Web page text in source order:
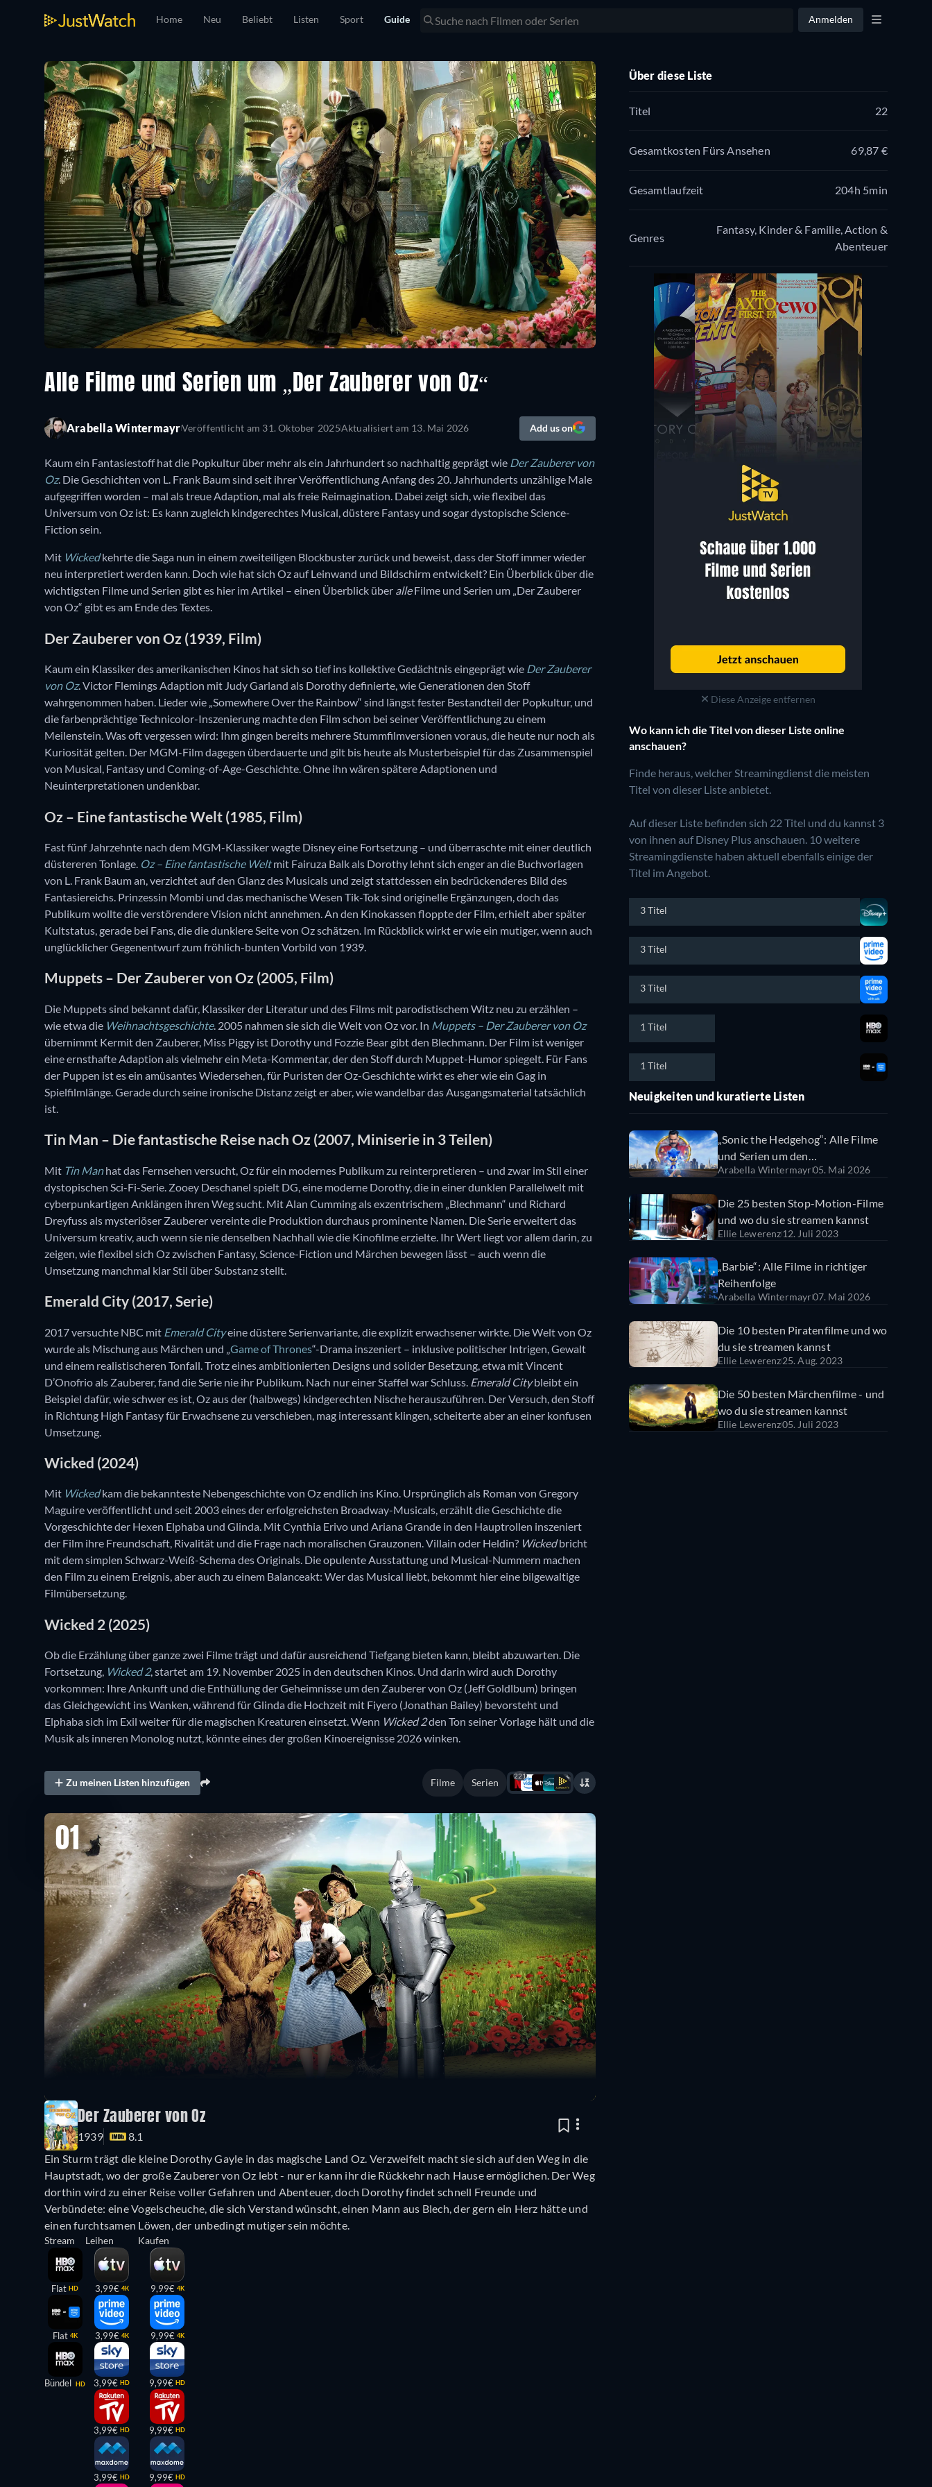
Home Neu Beliebt Listen Sport Guide Anmelden
Alle Filme und Serien um „Der Zauberer von Oz“
Arabella WintermayrVeröffentlicht am 31. Oktober 2025Aktualisiert am 13. Mai 2026 Add us on
Kaum ein Fantasiestoff hat die Popkultur über mehr als ein Jahrhundert so nachhaltig geprägt wie Der Zauberer von
Oz. Die Geschichten von L. Frank Baum sind seit ihrer Veröffentlichung Anfang des 20. Jahrhunderts unzählige Male
aufgegriffen worden – mal als treue Adaption, mal als freie Reimagination. Dabei zeigt sich, wie flexibel das
Universum von Oz ist: Es kann zugleich kindgerechtes Musical, düstere Fantasy und sogar dystopische Science-
Fiction sein.
Mit Wickedkehrte die Saga nun in einem zweiteiligen Blockbuster zurück und beweist, dass der Stoff immer wieder
neu interpretiert werden kann. Doch wie hat sich Oz auf Leinwand und Bildschirm entwickelt? Ein Überblick über die
wichtigsten Filme und Serien gibt es hier im Artikel – einen Überblick über alleFilme und Serien um „Der Zauberer
von Oz“ gibt es am Ende des Textes.
Der Zauberer von Oz (1939, Film)
Kaum ein Klassiker des amerikanischen Kinos hat sich so tief ins kollektive Gedächtnis eingeprägt wie Der Zauberer
von Oz. Victor Flemings Adaption mit Judy Garland als Dorothy definierte, wie Generationen den Stoff
wahrgenommen haben. Lieder wie „Somewhere Over the Rainbow“ sind längst fester Bestandteil der Popkultur, und
die farbenprächtige Technicolor-Inszenierung machte den Film schon bei seiner Veröffentlichung zu einem
Meilenstein. Was oft vergessen wird: Ihm gingen bereits mehrere Stummfilmversionen voraus, die heute nur noch als
Kuriosität gelten. Der MGM-Film dagegen überdauerte und gilt bis heute als Musterbeispiel für das Zusammenspiel
von Musical, Fantasy und Coming-of-Age-Geschichte. Ohne ihn wären spätere Adaptionen und
Neuinterpretationen undenkbar.
Oz – Eine fantastische Welt (1985, Film)
Fast fünf Jahrzehnte nach dem MGM-Klassiker wagte Disney eine Fortsetzung – und überraschte mit einer deutlich
düstereren Tonlage. Oz – Eine fantastische Weltmit Fairuza Balk als Dorothy lehnt sich enger an die Buchvorlagen
von L. Frank Baum an, verzichtet auf den Glanz des Musicals und zeigt stattdessen ein bedrückenderes Bild des
Fantasiereichs. Prinzessin Mombi und das mechanische Wesen Tik-Tok sind originelle Ergänzungen, doch das
Publikum wollte die verstörendere Vision nicht annehmen. An den Kinokassen floppte der Film, erhielt aber später
Kultstatus, gerade bei Fans, die die dunklere Seite von Oz schätzen. Im Rückblick wirkt er wie ein mutiger, wenn auch
unglücklicher Gegenentwurf zum fröhlich-bunten Vorbild von 1939.
Muppets – Der Zauberer von Oz (2005, Film)
Die Muppets sind bekannt dafür, Klassiker der Literatur und des Films mit parodistischem Witz neu zu erzählen –
wie etwa die Weihnachtsgeschichte. 2005 nahmen sie sich die Welt von Oz vor. In Muppets – Der Zauberer von Oz
übernimmt Kermit den Zauberer, Miss Piggy ist Dorothy und Fozzie Bear gibt den Blechmann. Der Film ist weniger
eine ernsthafte Adaption als vielmehr ein Meta-Kommentar, der den Stoff durch Muppet-Humor spiegelt. Für Fans
der Puppen ist es ein amüsantes Wiedersehen, für Puristen der Oz-Geschichte wirkt es eher wie ein Gag in
Spielfilmlänge. Gerade durch seine ironische Distanz zeigt er aber, wie wandelbar das Ausgangsmaterial tatsächlich
ist.
Tin Man – Die fantastische Reise nach Oz (2007, Miniserie in 3 Teilen)
Mit Tin Manhat das Fernsehen versucht, Oz für ein modernes Publikum zu reinterpretieren – und zwar im Stil einer
dystopischen Sci-Fi-Serie. Zooey Deschanel spielt DG, eine moderne Dorothy, die in einer dunklen Parallelwelt mit
cyberpunkartigen Anklängen ihren Weg sucht. Mit Alan Cumming als exzentrischem „Blechmann“ und Richard
Dreyfuss als mysteriöser Zauberer vereinte die Produktion durchaus prominente Namen. Die Serie erweitert das
Universum kreativ, auch wenn sie nie denselben Nachhall wie die Kinofilme erzielte. Ihr Wert liegt vor allem darin, zu
zeigen, wie flexibel sich Oz zwischen Fantasy, Science-Fiction und Märchen bewegen lässt – auch wenn die
Umsetzung manchmal klar Stil über Substanz stellt.
Emerald City (2017, Serie)
2017 versuchte NBC mit Emerald Cityeine düstere Serienvariante, die explizit erwachsener wirkte. Die Welt von Oz
wurde als Mischung aus Märchen und „ Game of Thrones“-Drama inszeniert – inklusive politischer Intrigen, Gewalt
und einem realistischeren Tonfall. Trotz eines ambitionierten Designs und solider Besetzung, etwa mit Vincent
D’Onofrio als Zauberer, fand die Serie nie ihr Publikum. Nach nur einer Staffel war Schluss. Emerald Citybleibt ein
Beispiel dafür, wie schwer es ist, Oz aus der (halbwegs) kindgerechten Nische herauszuführen. Der Versuch, den Stoff
in Richtung High Fantasy für Erwachsene zu verschieben, mag interessant klingen, scheiterte aber an einer konfusen
Umsetzung.
Wicked (2024)
Mit Wickedkam die bekannteste Nebengeschichte von Oz endlich ins Kino. Ursprünglich als Roman von Gregory
Maguire veröffentlicht und seit 2003 eines der erfolgreichsten Broadway-Musicals, erzählt die Geschichte die
Vorgeschichte der Hexen Elphaba und Glinda. Mit Cynthia Erivo und Ariana Grande in den Hauptrollen inszeniert
der Film ihre Freundschaft, Rivalität und die Frage nach moralischen Grauzonen. Villain oder Heldin? Wickedbricht
mit dem simplen Schwarz-Weiß-Schema des Originals. Die opulente Ausstattung und Musical-Nummern machen
den Film zu einem Ereignis, aber auch zu einem Balanceakt: Wer das Musical liebt, bekommt hier eine bilgewaltige
Filmübersetzung.
Wicked 2 (2025)
Ob die Erzählung über ganze zwei Filme trägt und dafür ausreichend Tiefgang bieten kann, bleibt abzuwarten. Die
Fortsetzung, Wicked 2, startet am 19. November 2025 in den deutschen Kinos. Und darin wird auch Dorothy
vorkommen: Ihre Ankunft und die Enthüllung der Geheimnisse um den Zauberer von Oz (Jeff Goldlbum) bringen
das Gleichgewicht ins Wanken, während für Glinda die Hochzeit mit Fiyero (Jonathan Bailey) bevorsteht und
Elphaba sich im Exil weiter für die magischen Kreaturen einsetzt. Wenn Wicked 2den Ton seiner Vorlage hält und die
Musik als inneren Monolog nutzt, könnte eines der großen Kinoereignisse 2026 winken.
Zu meinen Listen hinzufügen Filme Serien
221
01
Der Zauberer von Oz
1939
8.1
Ein Sturm trägt die kleine Dorothy Gayle in das magische Land Oz. Verzweifelt macht sie sich auf den Weg in die
Hauptstadt, wo der große Zauberer von Oz lebt - nur er kann ihr die Rückkehr nach Hause ermöglichen. Der Weg
dorthin wird zu einer Reise voller Gefahren und Abenteuer, doch Dorothy findet schnell Freunde und
Verbündete: eine Vogelscheuche, die sich Verstand wünscht, einen Mann aus Blech, der gern ein Herz hätte und
einen furchtsamen Löwen, der unbedingt mutiger sein möchte.
Stream
Flat HD
Flat 4K
Bündel HD
Leihen
3,99€ 4K
3,99€ 4K
3,99€ HD
3,99€ HD
3,99€ HD
Kaufen
9,99€ 4K
9,99€ 4K
9,99€ HD
9,99€ HD
9,99€ HD
Über diese Liste
Titel 22
Gesamtkosten Fürs Ansehen 69,87 €
Gesamtlaufzeit 204h 5min
Genres
Fantasy, Kinder & Familie, Action &
Abenteuer
Diese Anzeige entfernen
Wo kann ich die Titel von dieser Liste online
anschauen?
Finde heraus, welcher Streamingdienst die meisten
Titel von dieser Liste anbietet.
Auf dieser Liste befinden sich 22 Titel und du kannst 3
von ihnen auf Disney Plus anschauen. 10 weitere
Streamingdienste haben aktuell ebenfalls einige der
Titel im Angebot.
3 Titel
3 Titel
3 Titel
1 Titel
1 Titel
Neuigkeiten und kuratierte Listen
„Sonic the Hedgehog“: Alle Filme
und Serien um den
Videospielhelden im Überblick
Arabella Wintermayr05. Mai 2026
Die 25 besten Stop-Motion-Filme
und wo du sie streamen kannst
Ellie Lewerenz12. Juli 2023
„Barbie“: Alle Filme in richtiger
Reihenfolge
Arabella Wintermayr07. Mai 2026
Die 10 besten Piratenfilme und wo
du sie streamen kannst
Ellie Lewerenz25. Aug. 2023
Die 50 besten Märchenfilme - und
wo du sie streamen kannst
Ellie Lewerenz05. Juli 2023